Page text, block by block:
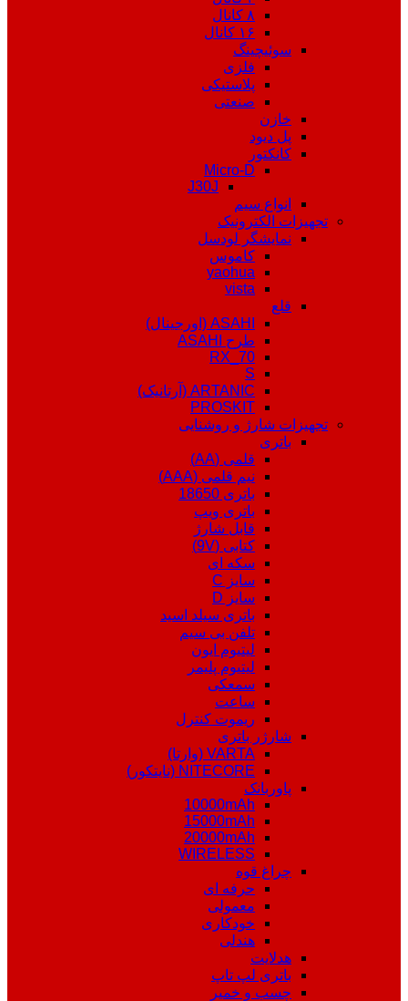
۸ کانال
۱۶ کانال
سوئیچینگ
فلزی
پلاستیکی
صنعتی
خازن
پل دیود
کانکتور
Micro-D
J30J
انواع سیم
تجهیزات الکترونیک
نمایشگر لودسل
کاموس
yaohua
vista
قلع
ASAHI (اورجینال)
طرح ASAHI
RX_70
S
ARTANIC (آرتانیک)
PROSKIT
تجهیزات شارژ و روشنایی
باتری
قلمی (AA)
نیم قلمی (AAA)
باتری 18650
باتری ویپ
قابل شارژ
کتابی (9V)
سکه ای
سایز C
سایز D
باتری سیلد اسید
تلفن بی سیم
لیتیوم ایون
لیتیوم پلیمر
سمعکی
ساعت
ریموت کنترل
شارژر باتری
VARTA (وارتا)
NITECORE (نایتکور)
پاوربانک
10000mAh
15000mAh
20000mAh
WIRELESS
چراغ قوه
حرفه ای
معمولی
خودکاری
هندلی
هدلایت
باتری لپ تاپ
چسب و خمیر